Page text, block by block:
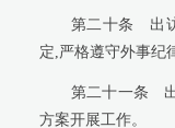
第二十条
出
定,严格遵守外事纪
第二十一条
方案开展工作。